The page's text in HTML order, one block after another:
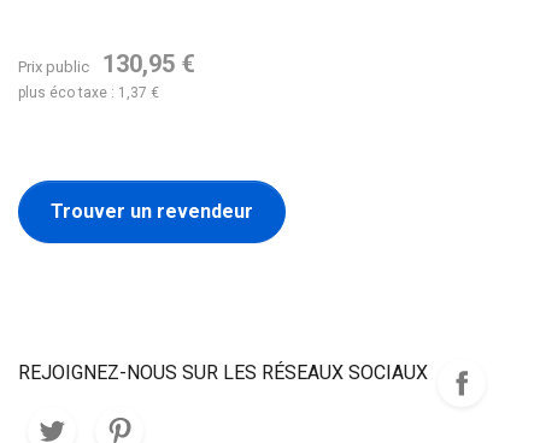
Prix public 130,95 €
plus éco taxe : 1,37 €
Trouver un revendeur
REJOIGNEZ-NOUS SUR LES RÉSEAUX SOCIAUX